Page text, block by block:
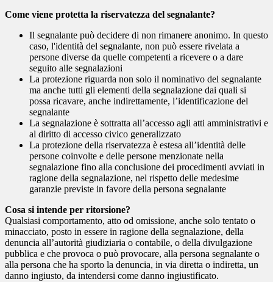
Come viene protetta la riservatezza del segnalante?
Il segnalante può decidere di non rimanere anonimo. In questo
caso, l'identità del segnalante, non può essere rivelata a
persone diverse da quelle competenti a ricevere o a dare
seguito alle segnalazioni
La protezione riguarda non solo il nominativo del segnalante
ma anche tutti gli elementi della segnalazione dai quali si
possa ricavare, anche indirettamente, l’identificazione del
segnalante
La segnalazione è sottratta all’accesso agli atti amministrativi e
al diritto di accesso civico generalizzato
La protezione della riservatezza è estesa all’identità delle
persone coinvolte e delle persone menzionate nella
segnalazione fino alla conclusione dei procedimenti avviati in
ragione della segnalazione, nel rispetto delle medesime
garanzie previste in favore della persona segnalante
Cosa si intende per ritorsione?
Qualsiasi comportamento, atto od omissione, anche solo tentato o
minacciato, posto in essere in ragione della segnalazione, della
denuncia all’autorità giudiziaria o contabile, o della divulgazione
pubblica e che provoca o può provocare, alla persona segnalante o
alla persona che ha sporto la denuncia, in via diretta o indiretta, un
danno ingiusto, da intendersi come danno ingiustificato.